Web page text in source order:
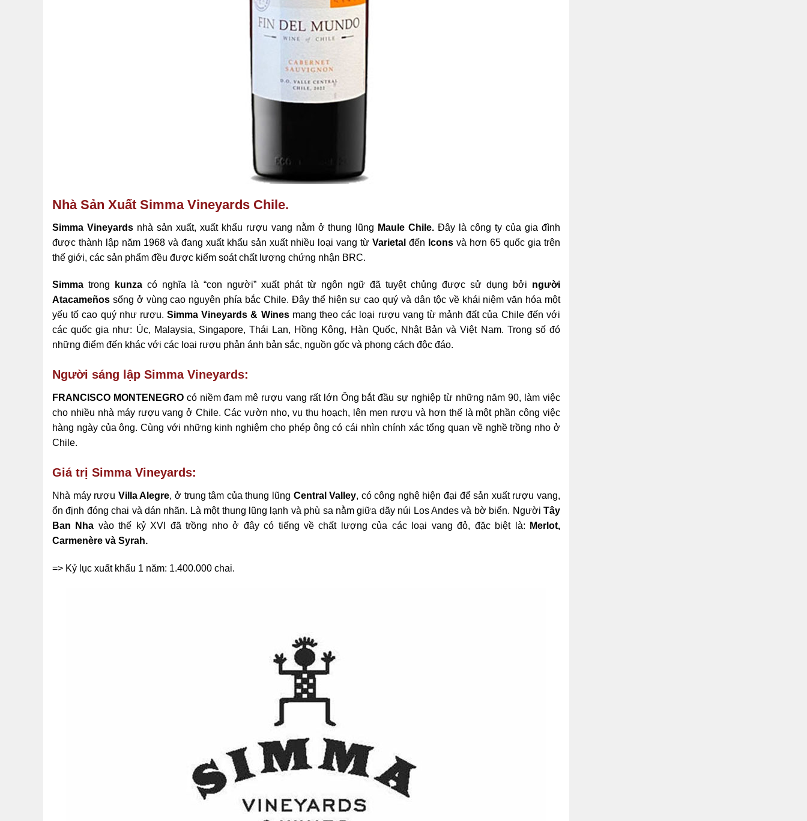
Nhà Sản Xuất Simma Vineyards Chile.
Simma Vineyardsnhà sản xuất, xuất khẩu rượu vang nằm ở thung lũng Maule Chile. Đây là công ty của gia đình
được thành lập năm 1968 và đang xuất khẩu sản xuất nhiều loại vang từ Varietal đến Icons và hơn 65 quốc gia trên
thế giới, các sản phẩm đều được kiểm soát chất lượng chứng nhận BRC.
Simma trong kunza có nghĩa là “con người” xuất phát từ ngôn ngữ đã tuyệt chủng được sử dụng bởi người
Atacameños sống ở vùng cao nguyên phía bắc Chile. Đây thể hiện sự cao quý và dân tộc về khái niệm văn hóa một
yếu tố cao quý như rượu.Simma Vineyards & Winesmang theo các loại rượu vang từ mảnh đất của Chile đến với
các quốc gia như: Úc, Malaysia, Singapore, Thái Lan, Hồng Kông, Hàn Quốc, Nhật Bản và Việt Nam. Trong số đó
những điểm đến khác với các loại rượu phản ánh bản sắc, nguồn gốc và phong cách độc đáo.
Người sáng lập Simma Vineyards:
FRANCISCO MONTENEGROcó niềm đam mê rượu vang rất lớn Ông bắt đầu sự nghiệp từ những năm 90, làm việc
cho nhiều nhà máy rượu vang ở Chile. Các vườn nho, vụ thu hoạch, lên men rượu và hơn thế là một phần công việc
hàng ngày của ông. Cùng với những kinh nghiệm cho phép ông có cái nhìn chính xác tổng quan về nghề trồng nho ở
Chile.
Giá trị Simma Vineyards:
Nhà máy rượu Villa Alegre, ở trung tâm của thung lũng Central Valley, có công nghệ hiện đại để sản xuất rượu vang,
ổn định đóng chai và dán nhãn. Là một thung lũng lạnh và phù sa nằm giữa dãy núi Los Andes và bờ biển. Người Tây
Ban Nha vào thế kỷ XVI đã trồng nho ở đây có tiếng về chất lượng của các loại vang đỏ, đặc biệt là:
Merlot,
Carmenère và Syrah.
=> Kỷ lục xuất khẩu 1 năm: 1.400.000 chai.